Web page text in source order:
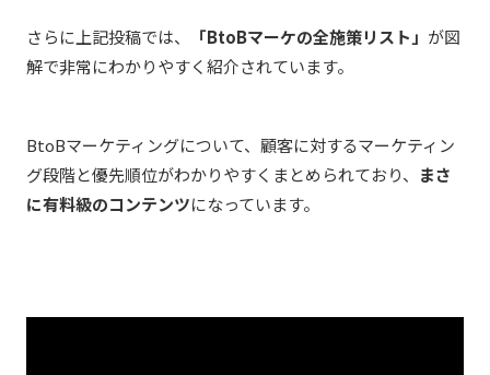
さらに上記投稿では、 「BtoBマーケの全施策リスト」 が図
解で非常にわかりやすく紹介されています。
BtoBマーケティングについて、顧客に対するマーケティン
グ段階と優先順位がわかりやすくまとめられており、 まさ
に有料級のコンテンツになっています。